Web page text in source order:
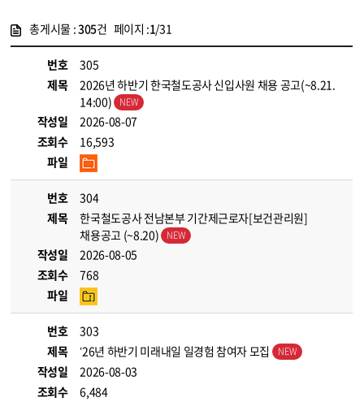
총게시물 :305건 페이지 :1/31
번호
305
제목
2026년 하반기 한국철도공사 신입사원 채용 공고(~8.21.
14:00)
작성일
2026-08-07
조회수
16,593
파일
번호
304
제목
한국철도공사 전남본부 기간제근로자[보건관리원]
채용공고 (~8.20)
작성일
2026-08-05
조회수
768
파일
번호
303
제목
’26년 하반기 미래내일 일경험 참여자 모집
작성일
2026-08-03
조회수
6,484